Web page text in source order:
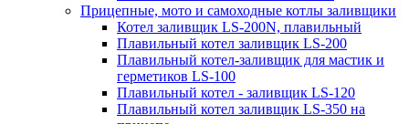
Прицепные, мото и самоходные котлы заливщики
Котел заливщик LS-200N, плавильный
Плавильный котел заливщик LS-200
Плавильный котел-заливщик для мастик и
герметиков LS-100
Плавильный котел - заливщик LS-120
Плавильный котел заливщик LS-350 на